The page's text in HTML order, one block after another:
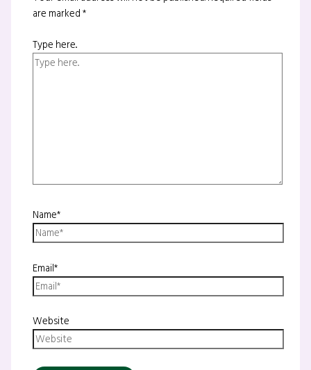
are marked*
Type here..
Name*
Email*
Website